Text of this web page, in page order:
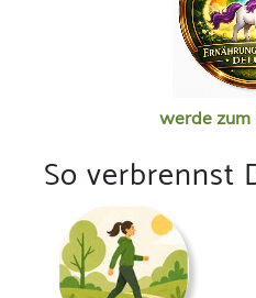
werde zum
So verbrennst